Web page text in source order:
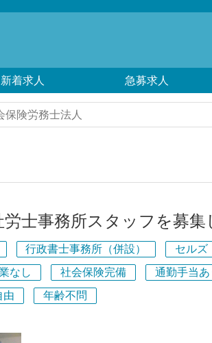
新着求人 急募求人
保険労務士法人
士事務所スタッフを募集
行政書士事務所（併設） セルズ
なし 社会保険完備 通勤手当あ
由 年齢不問